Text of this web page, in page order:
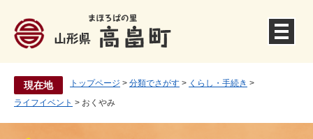
。
現在地 トップページ > 分類でさがす > くらし・手続き >
ライフイベント > おくやみ